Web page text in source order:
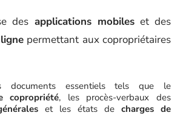
des applications mobileset des
permettant aux copropriétaires
documents essentiels tels que le
copropriété, les procès-verbaux des
et les états de charges de